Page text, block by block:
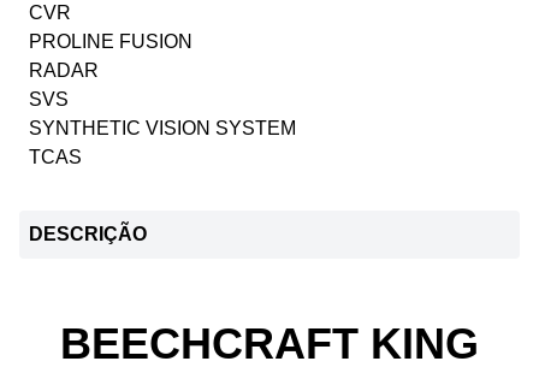
CVR
PROLINE FUSION
RADAR
SVS
SYNTHETIC VISION SYSTEM
TCAS
DESCRIÇÃO
BEECHCRAFT KING